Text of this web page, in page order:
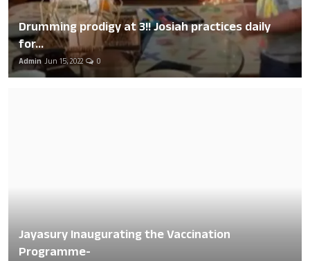
Drumming prodigy at 3!! Josiah practices daily
for...
Admin Jun 15, 2022 0
Jayasury Inaugurating the Vaccination
Programme-